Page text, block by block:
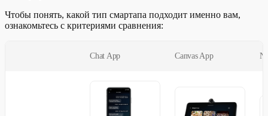
Чтобы понять, какой тип смартапа подходит именно вам,
ознакомьтесь с критериями сравнения:
Chat App Canvas App